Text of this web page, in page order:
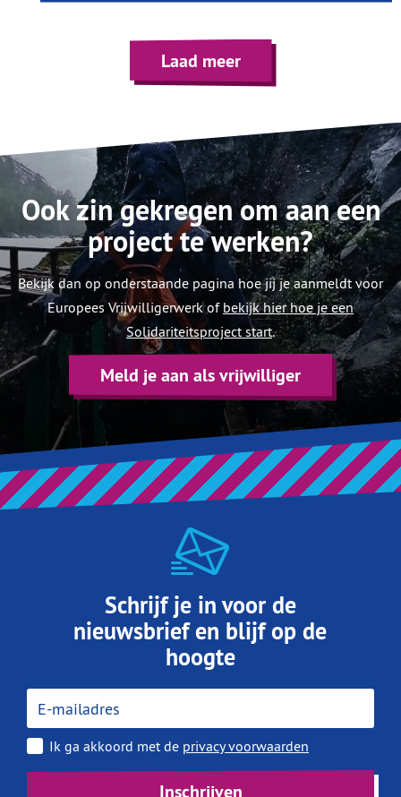
Laad meer
Ook zin gekregen om aan een
project te werken?
Bekijk dan op onderstaande pagina hoe jij je aanmeldt voor
Europees Vrijwilligerwerk of bekijk hier hoe je een
Solidariteitsproject start.
Meld je aan als vrijwilliger
Schrijf je in voor de
nieuwsbrief en blijf op de
hoogte
Ik ga akkoord met de privacy voorwaarden
Inschrijven